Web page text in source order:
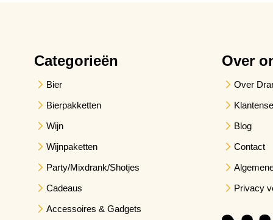
Categorieën
Bier
Bierpakketten
Wijn
Wijnpaketten
Party/Mixdrank/Shotjes
Cadeaus
Accessoires & Gadgets
Over
Over
Blog
Contact
Privacy